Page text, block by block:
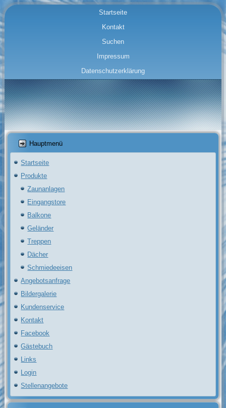
Startseite
Kontakt
Suchen
Impressum
Datenschutzerklärung
Hauptmenü
Startseite
Produkte
Zaunanlagen
Eingangstore
Balkone
Geländer
Treppen
Dächer
Schmiedeeisen
Angebotsanfrage
Bildergalerie
Kundenservice
Kontakt
Facebook
Gästebuch
Links
Login
Stellenangebote